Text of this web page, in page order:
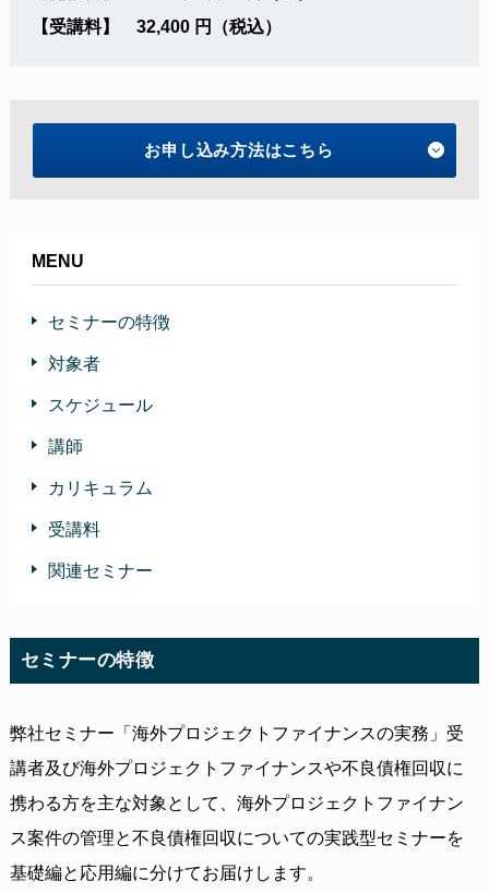
【受講料】 32,400 円（税込）
お申し込み方法はこちら
MENU
セミナーの特徴
対象者
スケジュール
講師
カリキュラム
受講料
関連セミナー
セミナーの特徴
弊社セミナー「海外プロジェクトファイナンスの実務」受
講者及び海外プロジェクトファイナンスや不良債権回収に
携わる方を主な対象として、海外プロジェクトファイナン
ス案件の管理と不良債権回収についての実践型セミナーを
基礎編と応用編に分けてお届けします。